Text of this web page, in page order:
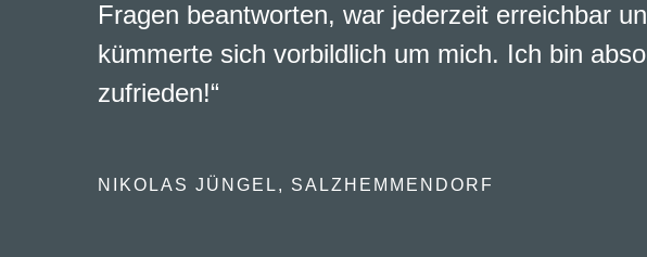
Fragen beantworten, war jederzeit erreichbar
kümmerte sich vorbildlich um mich. Ich bin
zufrieden!“
NIKOLAS JÜNGEL, SALZHEMMENDORF